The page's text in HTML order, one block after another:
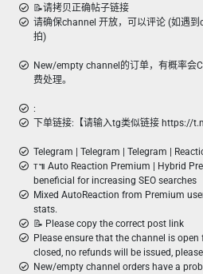
📝请拷贝正确帖子链接
请确保channel 开放，可以评论 (如遇
拍)
New/empty channel的订单，有概率会
费处理。
:
下单链接:【请输入tg类似链接 https://
Telegram | Telegram | Telegram |
ᴛ៕ Auto Reaction Premium | Hybrid
beneficial for increasing SEO searches
Mixed AutoReaction from Premium
stats.
📝 Please copy the correct post link
Please ensure that the channel is
closed, no refunds will be issued,
New/empty channel orders have a